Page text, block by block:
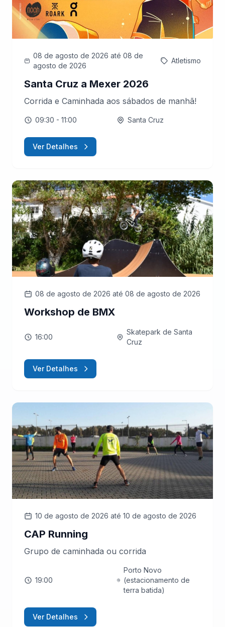
08 de agosto de 2026 até 08 de
agosto de 2026
Atletismo
Santa Cruz a Mexer 2026
Corrida e Caminhada aos sábados de manhã!
09:30 - 11:00 Santa Cruz
Ver Detalhes
08 de agosto de 2026 até 08 de agosto de 2026
Workshop de BMX
16:00
Skatepark de Santa
Cruz
Ver Detalhes
10 de agosto de 2026 até 10 de agosto de 2026
CAP Running
Grupo de caminhada ou corrida
19:00
Porto Novo
(estacionamento de
terra batida)
Ver Detalhes